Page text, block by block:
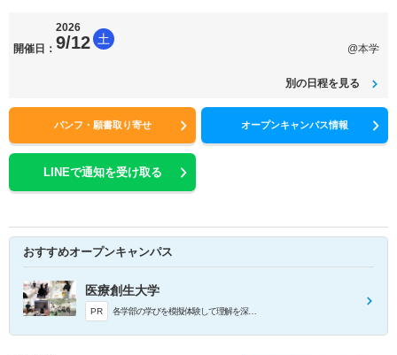
開催日：
2026
9/12 土
@本学
別の日程を見る
パンフ・願書取り寄せ オープンキャンパス情報
LINEで通知を受け取る
おすすめオープンキャンパス
医療創生大学
PR 各学部の学びを模擬体験して理解を深めることができます。